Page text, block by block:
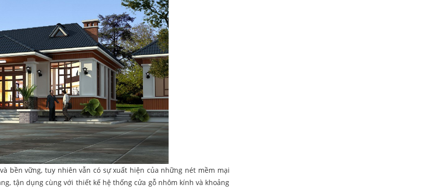
bền vững, tuy nhiên vẫn có sự xuất hiện của những nét mềm mại
tận dụng cùng với thiết kế hệ thống cửa gỗ nhôm kính và khoảng